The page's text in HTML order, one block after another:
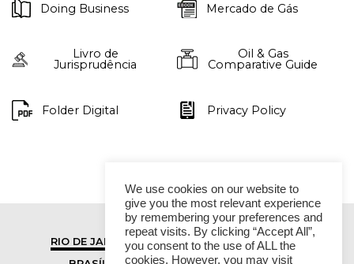
Doing Business Mercado de Gás
Livro de
Jurisprudência
Oil & Gas
Comparative Guide
Folder Digital Privacy Policy
RIO DE JANEIRO
SÃO PAULO
We use cookies on our website to
give you the most relevant experience
by remembering your preferences and
repeat visits. By clicking “Accept All”,
you consent to the use of ALL the
cookies. However, you may visit